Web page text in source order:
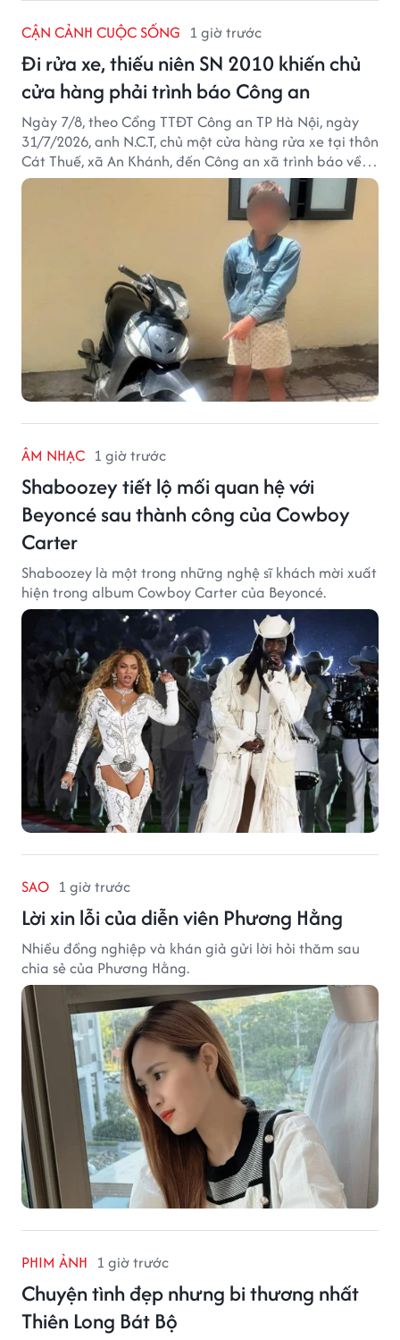
CẬN CẢNH CUỘC SỐNG 1 giờ trước
Đi rửa xe, thiếu niên SN 2010 khiến chủ
cửa hàng phải trình báo Công an
Ngày 7/8, theo Cổng TTĐT Công an TP Hà Nội, ngày
31/7/2026, anh N.C.T, chủ một cửa hàng rửa xe tại thôn
Cát Thuế, xã An Khánh, đến Công an xã trình báo về
việc bị mất trộm chiếc xe máy Honda Wave. Trong cốp
xe còn có nhiều giấy tờ cá nhân và khoảng 1,2 triệu
ÂM NHẠC 1 giờ trước
Shaboozey tiết lộ mối quan hệ với
Beyoncé sau thành công của Cowboy
Carter
Shaboozey là một trong những nghệ sĩ khách mời xuất
hiện trong album Cowboy Carter của Beyoncé.
SAO 1 giờ trước
Lời xin lỗi của diễn viên Phương Hằng
Nhiều đồng nghiệp và khán giả gửi lời hỏi thăm sau
chia sẻ của Phương Hằng.
PHIM ẢNH 1 giờ trước
Chuyện tình đẹp nhưng bi thương nhất
Thiên Long Bát Bộ